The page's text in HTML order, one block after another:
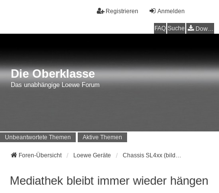
Anmelden
Registrieren
FAQ Suche Downloads
Die Oberklasse
Das unabhängige Loewe Forum
Unbeantwortete Themen Aktive Themen
Foren-Übersicht Loewe Geräte Chassis SL4xx (bild 1-9, Connect UHD, Art UHD, One UHD) Baujahr 2016 - ...
Mediathek bleibt immer wieder hängen